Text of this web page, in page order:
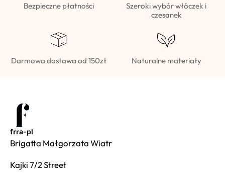
Bezpieczne płatności
Szeroki wybór włóczek i
czesanek
Darmowa dostawa od 150zł Naturalne materiały
frra-pl
Brigatta Małgorzata Wiatr
Kajki 7/2 Street